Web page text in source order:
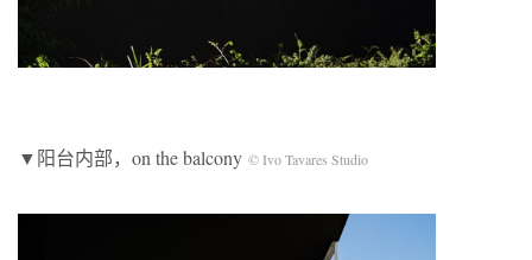
▼阳台内部，on the balcony © Ivo Tavares Studio